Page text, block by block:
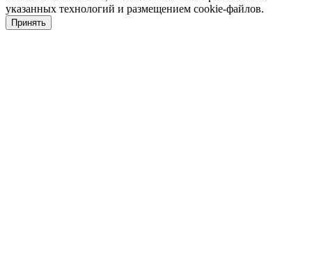
указанных технологий и размещением cookie-файлов.
Принять